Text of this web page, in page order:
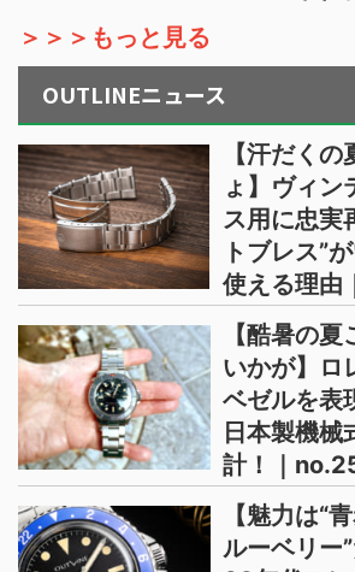
＞＞＞もっと見る
OUTLINEニュース
【汗だく
ょ】ヴィン
ス用に忠実
トブレス”
使える理由
【酷暑の
いかが】ロ
ベゼルを表
日本製機械
計！｜
【魅力は“
ルーベリー